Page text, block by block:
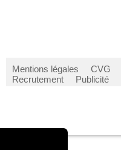
Mentions légales CVG
Recrutement
Publicité